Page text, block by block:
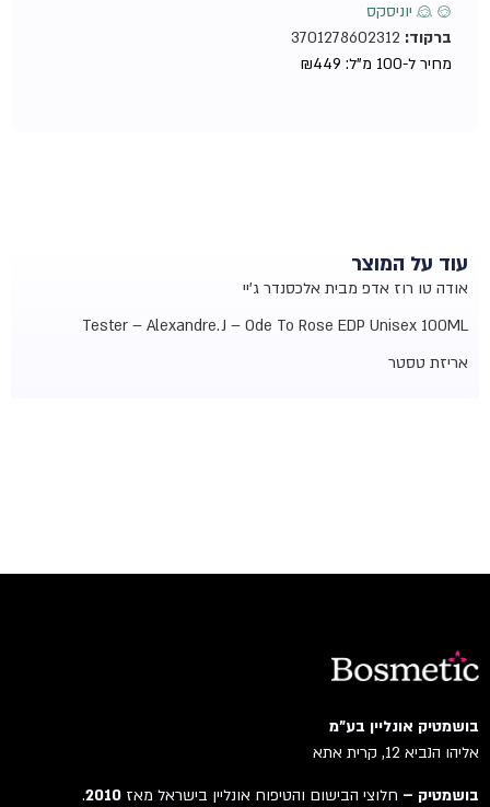
♂ ♀ יוניסקס
ברקוד:3701278602312
מחיר ל-100 מ"ל:
₪449
עוד על המוצר
אודה טו רוז אדפ מבית אלכסנדר ג'יי
Tester – Alexandre.J – Ode To Rose EDP Unisex 100ML
אריזת טסטר
בושמטיק אונליין בע"מ
אליהו הנביא 12, קרית אתא
בושמטיק –חלוצי הבישום והטיפוח אונליין בישראל מאז2010
.